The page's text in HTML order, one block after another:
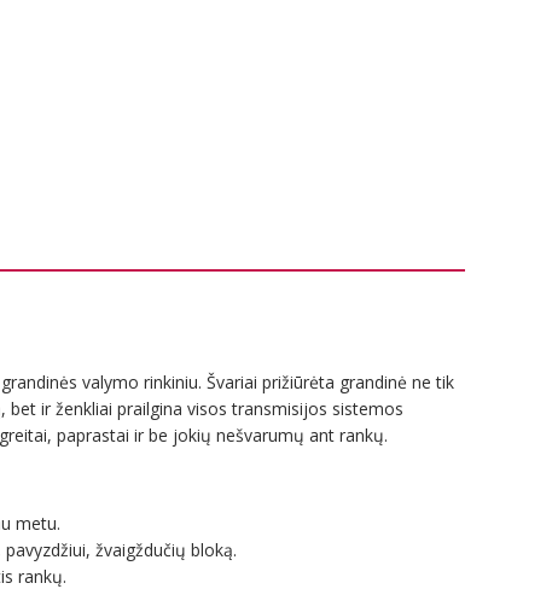
valymo rinkiniu. Švariai prižiūrėta grandinė ne tik
ir ženkliai prailgina visos transmisijos sistemos
paprastai ir be jokių nešvarumų ant rankų.
metu.
žvaigždučių bloką.
rankų.